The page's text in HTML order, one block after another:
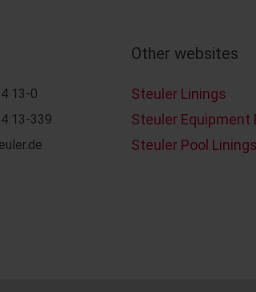
13-0
13-339
Other websites
Steuler Linings
Steuler Equipment
Steuler Pool Linings